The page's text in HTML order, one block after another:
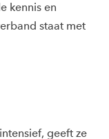
kennis en
staat met
geeft ze